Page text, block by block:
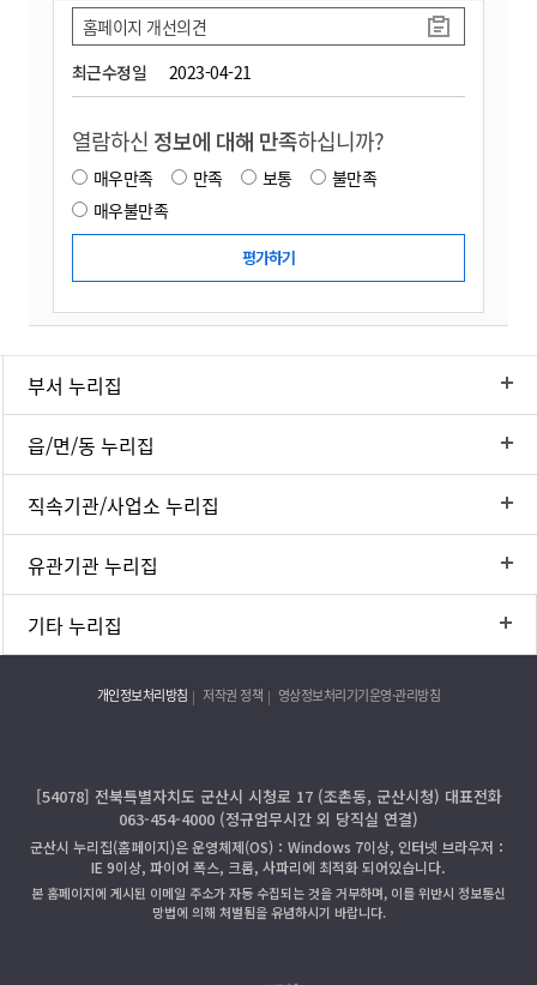
최근수정일 2023-04-21
홈페이지 개선의견
열람하신 정보에 대해 만족하십니까?
매우만족 만족 보통
불만족
매우불만족
부서 누리집
읍/면/동 누리집
직속기관/사업소 누리집
유관기관 누리집
기타 누리집
개인정보처리방침 저작권 정책 영상정보처리기기운영·관리방침
[54078] 전북특별자치도 군산시 시청로 17 (조촌동, 군산시청) 대표전화
063-454-4000 (정규업무시간 외 당직실 연결)
군산시 누리집(홈페이지)은 운영체제(OS)：Windows 7이상, 인터넷 브라우저：
IE 9이상, 파이어 폭스, 크롬, 사파리에 최적화 되어있습니다.
본 홈페이지에 게시된 이메일 주소가 자동 수집되는 것을 거부하며, 이를 위반시 정보통신
망법에 의해 처벌됨을 유념하시기 바랍니다.